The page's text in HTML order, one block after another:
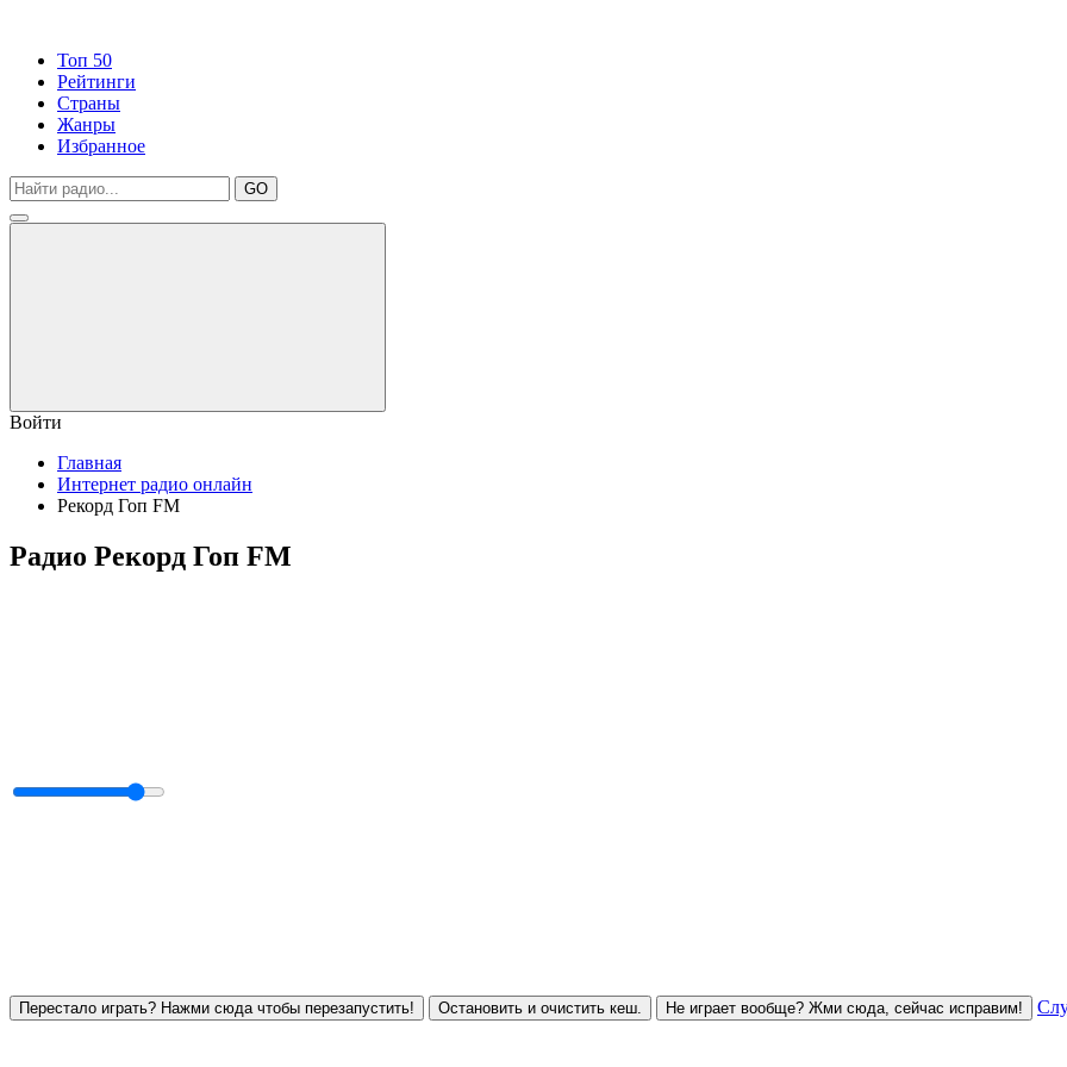
Топ 50
Рейтинги
Страны
Жанры
Избранное
GO
Войти
Главная
Интернет радио онлайн
Рекорд Гоп FM
Радио Рекорд Гоп FM
Перестало играть? Нажми сюда чтобы перезапустить! Остановить и очистить кеш. Не играет вообще? Жми сюда, сейчас исправим!